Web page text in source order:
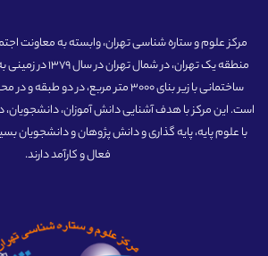
مرکز علوم و ستاره شناسی تهران، وابسته به معاونت
ساختمانی با زیر بنای 3000 متر مربع، در دو
است. این مرکز با هدف آشنایی دانش آموزان،
با علوم پایه، پایه گذاری و دانش پژوهان و دانشجویان
فعال و کارآمد دارند.